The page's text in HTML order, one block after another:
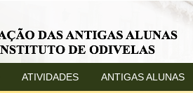
ATIVIDADES ANTIGAS ALUNAS